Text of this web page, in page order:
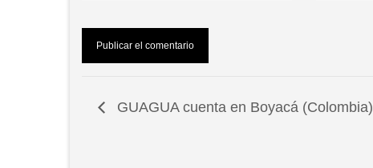
GUAGUA cuenta en Boyacá (Colombia)